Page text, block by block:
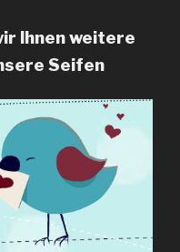
Ihnen weitere
Seifen